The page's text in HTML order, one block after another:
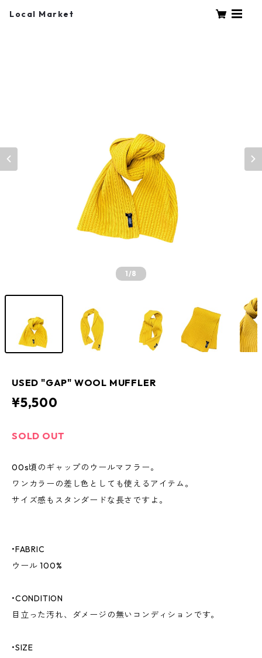
Local Market
1/8
USED "GAP" WOOL MUFFLER
¥5,500
SOLD OUT
00s頃のギャップのウールマフラー。
ワンカラーの差し色としても使えるアイテム。
サイズ感もスタンダードな長さですよ。
•FABRIC
ウール 100%
•CONDITION
目立った汚れ、ダメージの無いコンディションです。
•SIZE